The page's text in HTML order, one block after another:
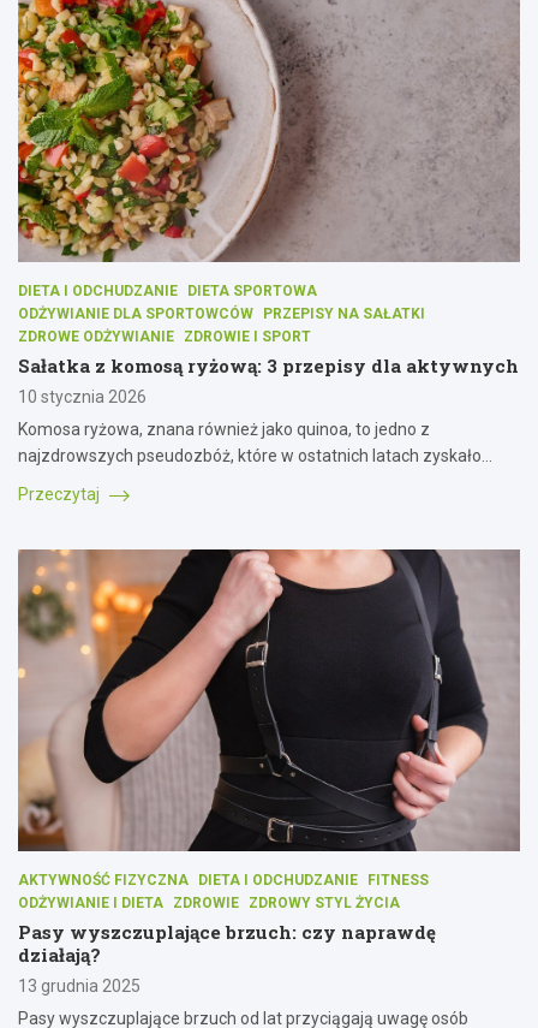
DIETA I ODCHUDZANIE
DIETA SPORTOWA
ODŻYWIANIE DLA SPORTOWCÓW
PRZEPISY NA SAŁATKI
ZDROWE ODŻYWIANIE
ZDROWIE I SPORT
Sałatka z komosą ryżową: 3 przepisy dla aktywnych
10 stycznia 2026
Komosa ryżowa, znana również jako quinoa, to jedno z
najzdrowszych pseudozbóż, które w ostatnich latach zyskało…
Przeczytaj
AKTYWNOŚĆ FIZYCZNA DIETA I ODCHUDZANIE
FITNESS
ODŻYWIANIE I DIETA
ZDROWIE ZDROWY STYL ŻYCIA
Pasy wyszczuplające brzuch: czy naprawdę
działają?
13 grudnia 2025
Pasy wyszczuplające brzuch od lat przyciągają uwagę osób